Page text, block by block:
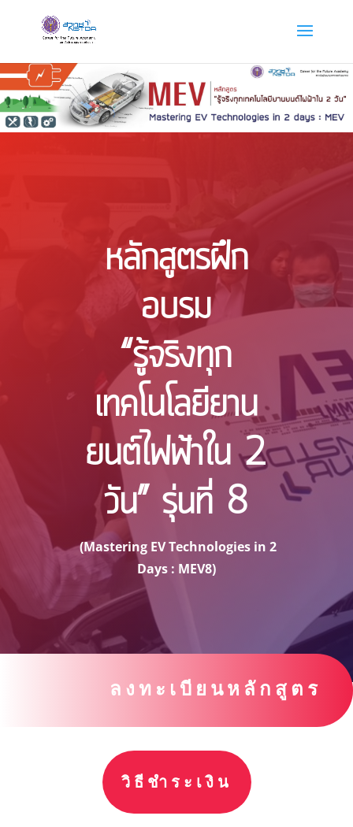
หลักสูตรฝึก
อบรม
“รู้จริงทุก
เทคโนโลยียาน
ยนต์ไฟฟ้าใน 2
วัน” รุ่นที่ 8
(Mastering EV Technologies in 2
Days : MEV8)
ลงทะเบียนหลักสูตร
วิธีชำระเงิน